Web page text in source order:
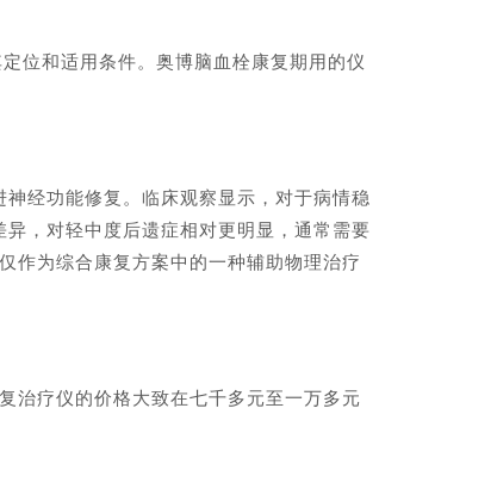
位和适用条件。奥博脑血栓康复期用的仪
经功能修复。临床观察显示，对于病情稳
，对轻中度后遗症相对更明显，通常需要
作为综合康复方案中的一种辅助物理治疗
疗仪的价格大致在七千多元至一万多元